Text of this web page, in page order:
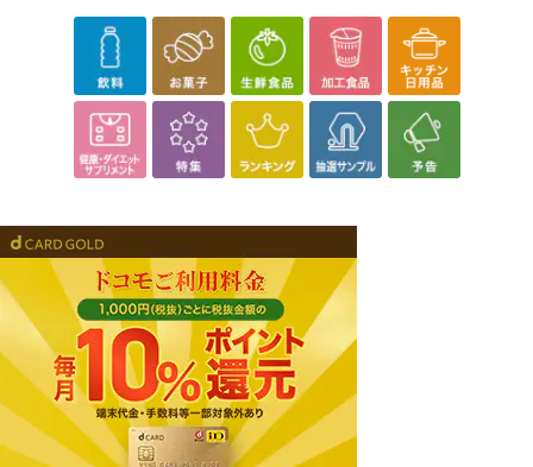
発送日カレンダー
休業日
その他共通および商品カテゴリー別注意事項（※必ずご確認くだ
さい）
こちらの情報は2026-07-30 16:03:45.0